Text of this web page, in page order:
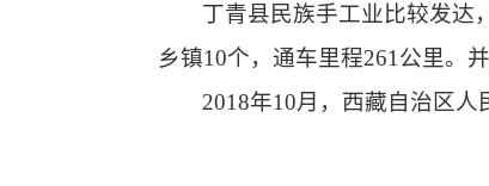
丁青县民族手工业比较发达
乡镇10个，通车里程261公里。
2018年10月，西藏自治区人